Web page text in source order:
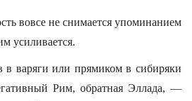
вовсе не снимается упоминанием
усиливается.
в варяги или прямиком в сибиряки
Рим, обратная Эллада, —